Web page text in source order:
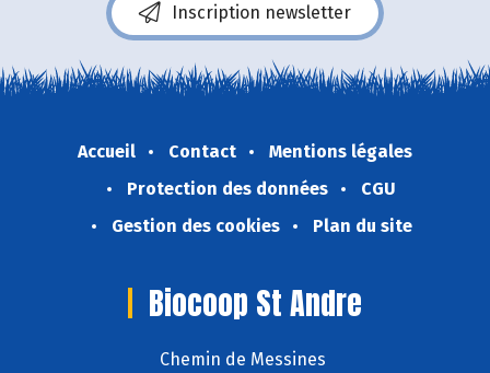
Inscription newsletter
Accueil Contact
Mentions légales
Protection des données
CGU
Gestion des cookies
Plan du site
Biocoop St Andre
Chemin de Messines